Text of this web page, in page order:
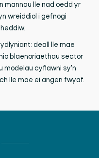
mannau lle nad oedd yr
wreiddiol i gefnogi
deall lle mae
blaenoriaethau sector
modelau cyflawni sy'n
lle mae ei angen fwyaf.